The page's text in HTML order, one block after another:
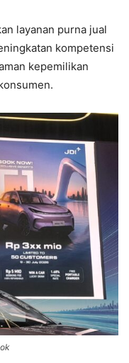
layanan purna jual
kompetensi
kepemilikan